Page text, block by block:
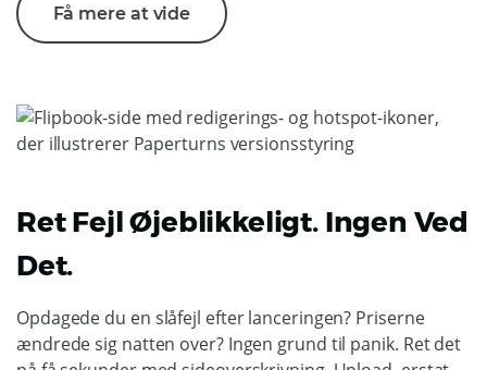
Få mere at vide
Ret Fejl Øjeblikkeligt. Ingen Ved
Det.
ChatGPT
said:
Opdagede du en slåfejl efter lanceringen? Priserne
ændrede sig natten over? Ingen grund til panik. Ret det